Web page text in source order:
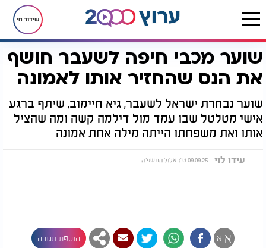
שידור חי
דף הבית יהדות שוער מכבי חיפה לשעבר חושף את הנס שהחזיר אותו לאמונה
שוער מכבי חיפה לשעבר חושף
את הנס שהחזיר אותו לאמונה
שוער נבחרת ישראל לשעבר, גיא חיימוב, שיתף ברגע
אישי מטלטל שבו עמד מול דילמה קשה ומה שהציל
אותו ואת משפחתו הייתה מילה אחת אמונה
עידו לוי 09.09.25 ט"ז אלול התשפ"ה
א א הוספת תגובה